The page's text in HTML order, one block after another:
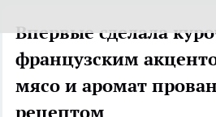
Впервые сделала
французским
мясо и аромат